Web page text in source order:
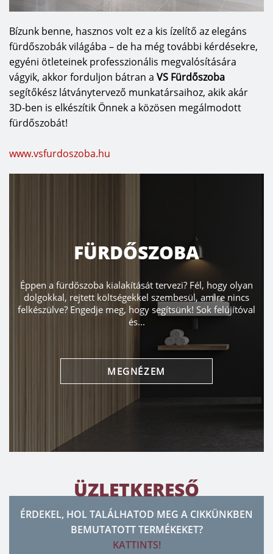
Bízunk benne, hasznos volt ez a kis ízelítő az elegáns
fürdőszobák világába – de ha még további kérdésekre,
egyéni ötleteinek professzionális megvalósítására
vágyik, akkor forduljon bátran a VS Fürdőszoba
segítőkész látványtervező munkatársaihoz, akik akár
3D-ben is elkészítik Önnek a közösen megálmodott
fürdőszobát!
www.vsfurdoszoba.hu
FÜRDŐSZOBA
Éppen a fürdőszoba kialakítását tervezi? Fél, hogy olyan
dolgokkal, rejtett költségekkel szembesül, amire nincs
felkészülve? Engedje meg, hogy segítsünk! Sok felújítóval
és...
MEGNÉZEM
ÜZLETKERESŐ
ÉRDEKEL, HOL TALÁLHATOD MEG A CIKKÜNKBEN
BEMUTATOTT TERMÉKEKET?
KATTINTS!